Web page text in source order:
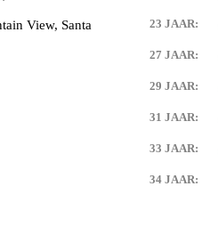
View, Santa
23 JAAR:
27 JAAR:
29 JAAR:
31 JAAR:
33 JAAR:
34 JAAR: